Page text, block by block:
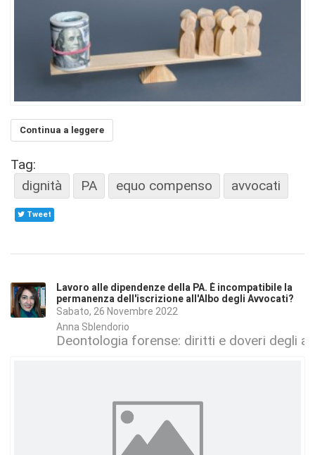
Continua a leggere
Tag:
dignità
PA equo compenso avvocati
Tweet
Lavoro alle dipendenze della PA. È incompatibile la
permanenza dell'iscrizione all'Albo degli Avvocati?
Sabato, 26 Novembre 2022
Anna Sblendorio
Deontologia forense: diritti e doveri degli